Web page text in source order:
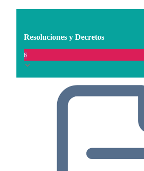
Resoluciones y Decretos
6